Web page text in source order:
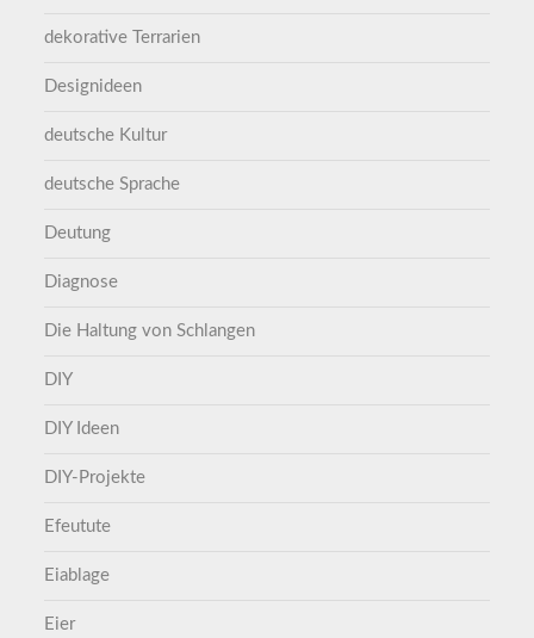
dekorative Terrarien
Designideen
deutsche Kultur
deutsche Sprache
Deutung
Diagnose
Die Haltung von Schlangen
DIY
DIY Ideen
DIY-Projekte
Efeutute
Eiablage
Eier